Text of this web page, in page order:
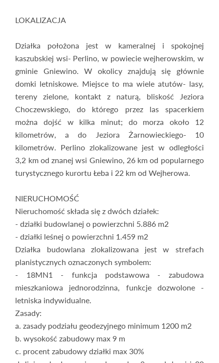
LOKALIZACJA
Działka położona jest w kameralnej i spokojnej
kaszubskiej wsi- Perlino, w powiecie wejherowskim, w
gminie Gniewino. W okolicy znajdują się głównie
domki letniskowe. Miejsce to ma wiele atutów- lasy,
tereny zielone, kontakt z naturą, bliskość Jeziora
Choczewskiego, do którego przez las spacerkiem
można dojść w kilka minut; do morza około 12
kilometrów, a do Jeziora Żarnowieckiego- 10
kilometrów. Perlino zlokalizowane jest w odległości
3,2 km od znanej wsi Gniewino, 26 km od popularnego
turystycznego kurortu Łeba i 22 km od Wejherowa.
NIERUCHOMOŚĆ
Nieruchomość składa się z dwóch działek:
- działki budowlanej o powierzchni 5.886 m2
- działki leśnej o powierzchni 1.459 m2
Działka budowlana zlokalizowana jest w strefach
planistycznych oznaczonych symbolem:
- 18MN1 - funkcja podstawowa - zabudowa
mieszkaniowa jednorodzinna, funkcje dozwolone -
letniska indywidualne.
Zasady:
a. zasady podziału geodezyjnego minimum 1200 m2
b. wysokość zabudowy max 9 m
c. procent zabudowy działki max 30%